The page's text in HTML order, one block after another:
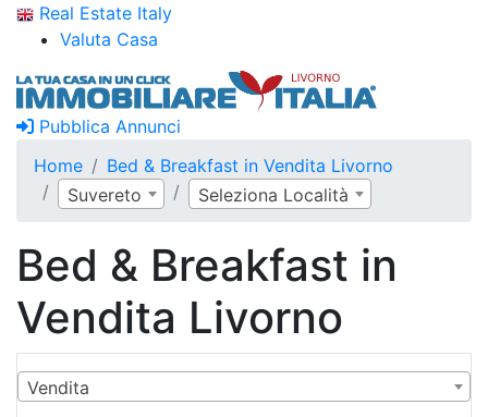
Real Estate Italy
Valuta Casa
Pubblica Annunci
Home
Bed & Breakfast in Vendita Livorno
Suvereto
Seleziona Località
Bed & Breakfast in
Vendita Livorno
Vendita